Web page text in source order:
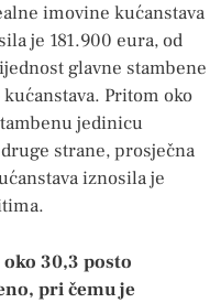
imovine kućanstava
je 181.900 eura, od
glavne stambene
Pritom oko
jedinicu
strane, prosječna
iznosila je
30,3 posto
pri čemu je